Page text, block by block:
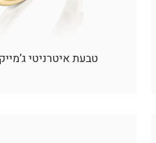
טבעת איטרניטי ג’מייקה